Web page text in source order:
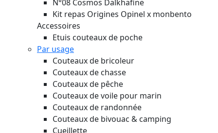
N°08 Cosmos Dalkhafine
Kit repas Origines Opinel x monbento
Accessoires
Etuis couteaux de poche
Par usage
Couteaux de bricoleur
Couteaux de chasse
Couteaux de pêche
Couteaux de voile pour marin
Couteaux de randonnée
Couteaux de bivouac & camping
Cueillette